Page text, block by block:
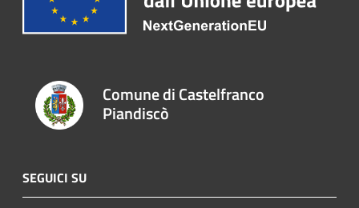
Comune di Castelfranco
Piandiscò
SEGUICI SU